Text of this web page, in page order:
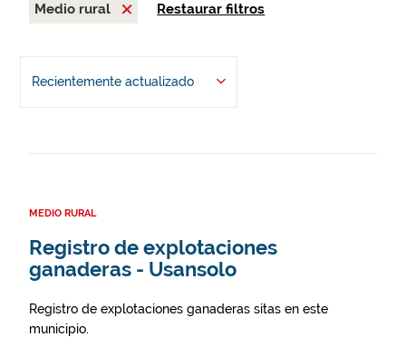
Medio rural
Restaurar filtros
Recientemente actualizado
MEDIO RURAL
Registro de explotaciones
ganaderas - Usansolo
Registro de explotaciones ganaderas sitas en este
municipio.